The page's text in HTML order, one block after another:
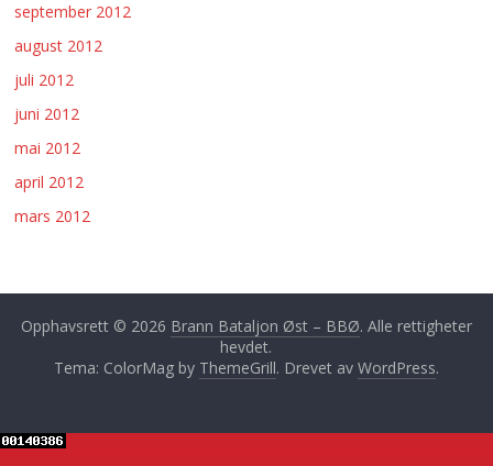
september 2012
august 2012
juli 2012
juni 2012
mai 2012
april 2012
mars 2012
Opphavsrett © 2026 Brann Bataljon Øst – BBØ. Alle rettigheter
hevdet.
Tema: ColorMag by ThemeGrill. Drevet av WordPress.